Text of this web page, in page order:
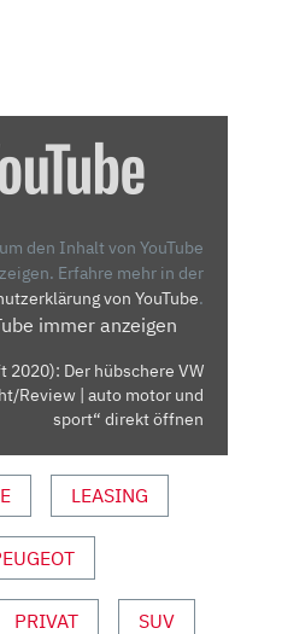
den Inhalt von YouTube
Erfahre mehr in der
von YouTube.
immer anzeigen
2020): Der hübschere VW
Review | auto motor und
sport“ direkt öffnen
LEASING
PRIVAT SUV